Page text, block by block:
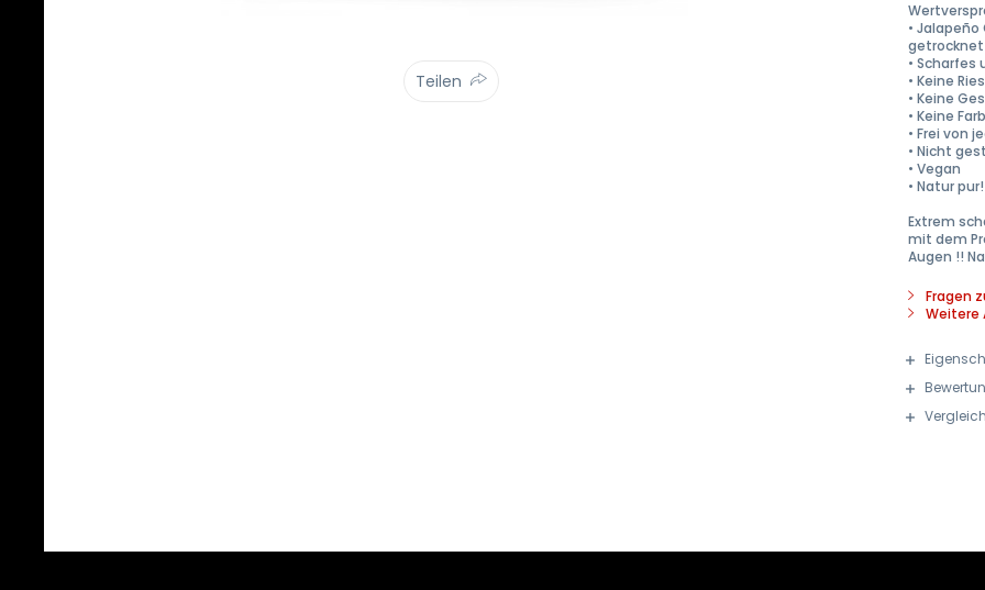
Teilen
•
• Scharfes
• Keine
• Keine
• Keine
• Frei von
• Nicht
• Vegan
• Natur pur!
Extrem
mit dem
Augen !!
Fragen
Weitere